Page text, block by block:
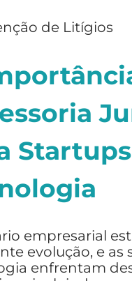
de Litígios
empresarial
evolução, e as
enfrentam